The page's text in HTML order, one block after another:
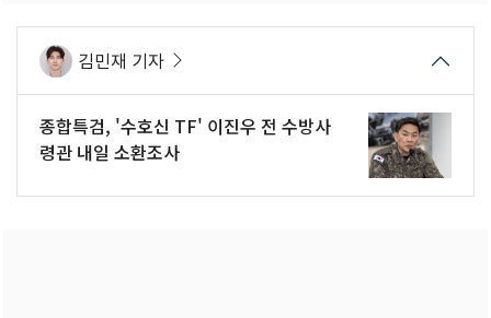
김민재 기자
종합특검, '수호신 TF' 이진우 전 수방사
령관 내일 소환조사